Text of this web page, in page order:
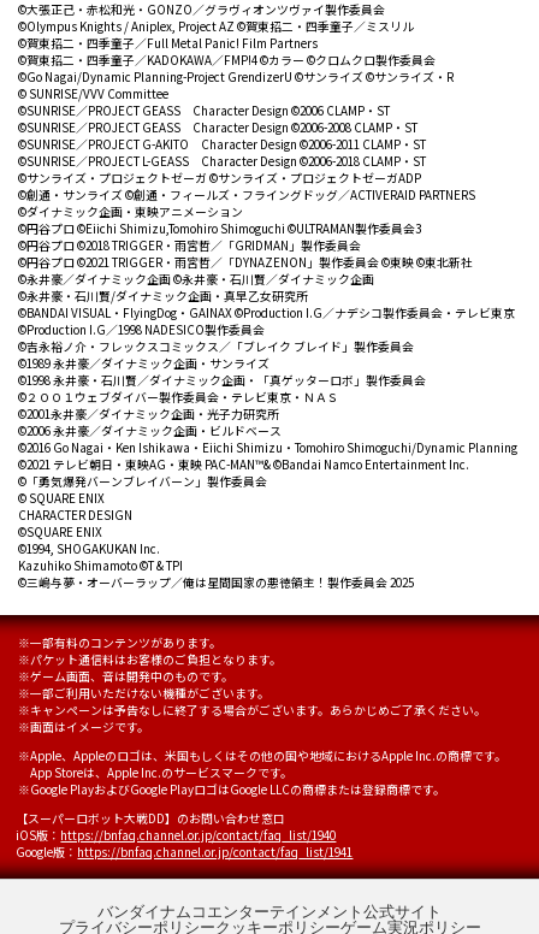
©大張正己・赤松和光・GONZO／グラヴィオンツヴァイ製作委員会
©Olympus Knights / Aniplex, Project AZ ©賀東招二・四季童子／ミスリル
©賀東招二・四季童子／Full Metal Panic! Film Partners
©賀東招二・四季童子／KADOKAWA／FMP!4©カラー ©クロムクロ製作委員会
©Go Nagai/Dynamic Planning-Project GrendizerU ©サンライズ©サンライズ・R
© SUNRISE/VVV Committee
©SUNRISE／PROJECT GEASS Character Design ©2006 CLAMP・ST
©SUNRISE／PROJECT GEASS Character Design ©2006-2008 CLAMP・ST
©SUNRISE／PROJECT G-AKITO Character Design ©2006-2011 CLAMP・ST
©SUNRISE／PROJECT L-GEASS Character Design ©2006-2018 CLAMP・ST
©サンライズ・プロジェクトゼーガ ©サンライズ・プロジェクトゼーガADP
©創通・サンライズ©創通・フィールズ・フライングドッグ／ACTIVERAID PARTNERS
©ダイナミック企画・東映アニメーション
©円谷プロ ©Eiichi Shimizu,Tomohiro Shimoguchi ©ULTRAMAN製作委員会3
©円谷プロ ©2018 TRIGGER・雨宮哲／「GRIDMAN」製作委員会
©円谷プロ ©2021 TRIGGER・雨宮哲／「DYNAZENON」製作委員会©東映©東北新社
©永井豪／ダイナミック企画©永井豪・石川賢／ダイナミック企画
©永井豪・石川賢/ダイナミック企画・真早乙女研究所
©BANDAI VISUAL・FlyingDog・GAINAX©Production I.G／ナデシコ製作委員会・テレビ東京
©Production I.G／1998 NADESICO製作委員会
©吉永裕ノ介・フレックスコミックス／「ブレイク ブレイド」製作委員会
©1989 永井豪／ダイナミック企画・サンライズ
©1998 永井豪・石川賢／ダイナミック企画・「真ゲッターロボ」製作委員会
©２００１ウェブダイバー製作委員会・テレビ東京・ＮＡＳ
©2001永井豪／ダイナミック企画・光子力研究所
©2006 永井豪／ダイナミック企画・ビルドベース
©2016 Go Nagai・Ken Ishikawa・Eiichi Shimizu・Tomohiro Shimoguchi/Dynamic Planning
©2021 テレビ朝日・東映AG・東映 PAC-MAN™& ©Bandai Namco Entertainment Inc.
©「勇気爆発バーンブレイバーン」製作委員会
© SQUARE ENIX
CHARACTER DESIGN
©SQUARE ENIX
©1994, SHOGAKUKAN Inc.
Kazuhiko Shimamoto©T & TPI
©三嶋与夢・オーバーラップ／俺は星間国家の悪徳領主！製作委員会 2025
一部有料のコンテンツがあります。
パケット通信料はお客様のご負担となります。
ゲーム画面、音は開発中のものです。
一部ご利用いただけない機種がございます。
キャンペーンは予告なしに終了する場合がございます。あらかじめご了承ください。
画面はイメージです。
Apple、Appleのロゴは、米国もしくはその他の国や地域におけるApple Inc.の商標です。
App Storeは、Apple Inc.のサービスマークです。
Google PlayおよびGoogle PlayロゴはGoogle LLCの商標または登録商標です。
【スーパーロボット大戦DD】のお問い合わせ窓口
iOS版： https://bnfaq.channel.or.jp/contact/faq_list/1940
Google版： https://bnfaq.channel.or.jp/contact/faq_list/1941
バンダイナムコエンターテインメント公式サイト
プライバシーポリシークッキーポリシーゲーム実況ポリシー